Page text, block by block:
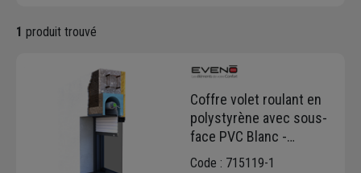
Coffre tunnel
Blocs baie
Pour continuer son développement et
proposer des produits innovants dans le
domaine de la menuiserie, Eveno s'implique
fortement dans la recherche et
1 produit trouvé
Coffre volet roulant en
polystyrène avec sous-
face PVC Blanc -
Longueur 1200,0 mm -
Code : 715119-1